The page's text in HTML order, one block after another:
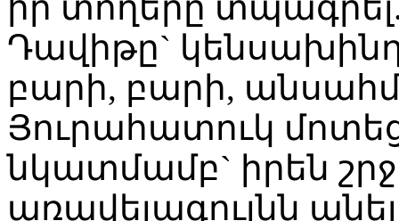
իր տողերը
Դավիթը`
բարի, բարի,
Յուրահատուկ
նկատմամբ` իրեն
առավելագույնն